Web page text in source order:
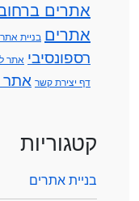
אתרים
אתרים בניית
רספונסיבי אתר
דף יצירת קשר אתר
קטגוריות
בניית אתרים